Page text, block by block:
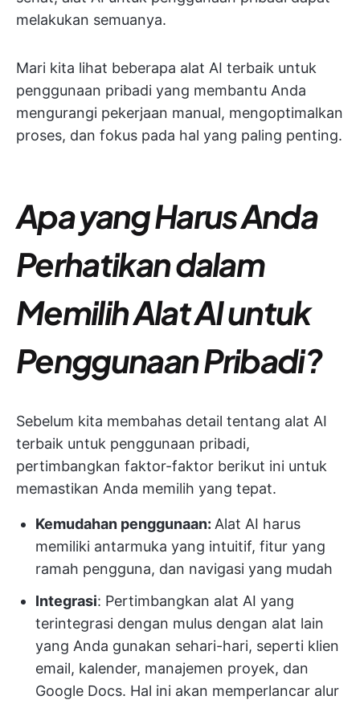
melakukan semuanya.
Mari kita lihat beberapa alat AI terbaik untuk
penggunaan pribadi yang membantu Anda
mengurangi pekerjaan manual, mengoptimalkan
proses, dan fokus pada hal yang paling penting.
Apa yang Harus Anda
Perhatikan dalam
Memilih Alat AI untuk
Penggunaan Pribadi?
Sebelum kita membahas detail tentang alat AI
terbaik untuk penggunaan pribadi,
pertimbangkan faktor-faktor berikut ini untuk
memastikan Anda memilih yang tepat.
Kemudahan penggunaan: Alat AI harus
memiliki antarmuka yang intuitif, fitur yang
ramah pengguna, dan navigasi yang mudah
Integrasi: Pertimbangkan alat AI yang
terintegrasi dengan mulus dengan alat lain
yang Anda gunakan sehari-hari, seperti klien
email, kalender, manajemen proyek, dan
Google Docs. Hal ini akan memperlancar alur